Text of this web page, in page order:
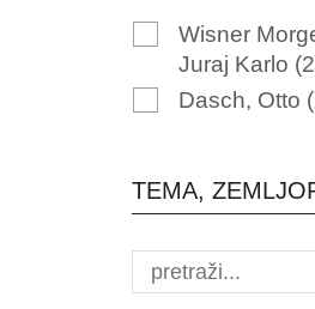
Wisner
Juraj Karlo
Dasch, Otto
TEMA,